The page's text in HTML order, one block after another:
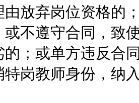
由放弃岗位资格的
或不遵守合同，致
的；或单方违反合
特岗教师身份，纳